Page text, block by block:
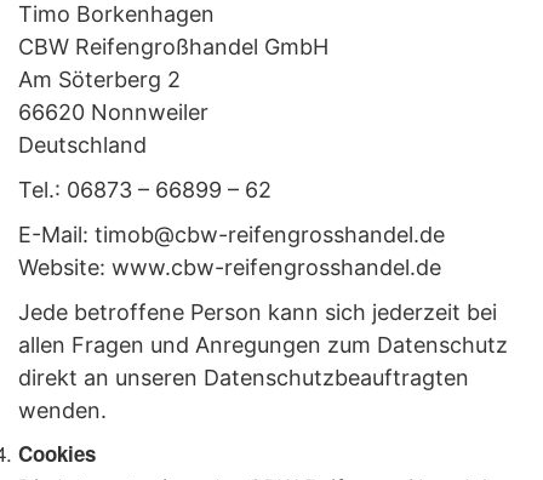
Timo Borkenhagen
CBW Reifengroßhandel GmbH
Am Söterberg 2
66620 Nonnweiler
Deutschland
Tel.: 06873 – 66899 – 62
E-Mail: timob@cbw-reifengrosshandel.de
Website: www.cbw-reifengrosshandel.de
Jede betroffene Person kann sich jederzeit bei
allen Fragen und Anregungen zum Datenschutz
direkt an unseren Datenschutzbeauftragten
wenden.
Cookies